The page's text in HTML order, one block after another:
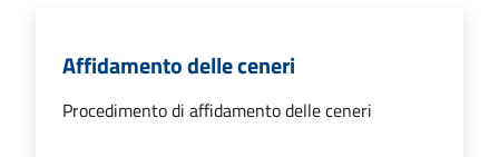
Affidamento delle ceneri
Procedimento di affidamento delle ceneri